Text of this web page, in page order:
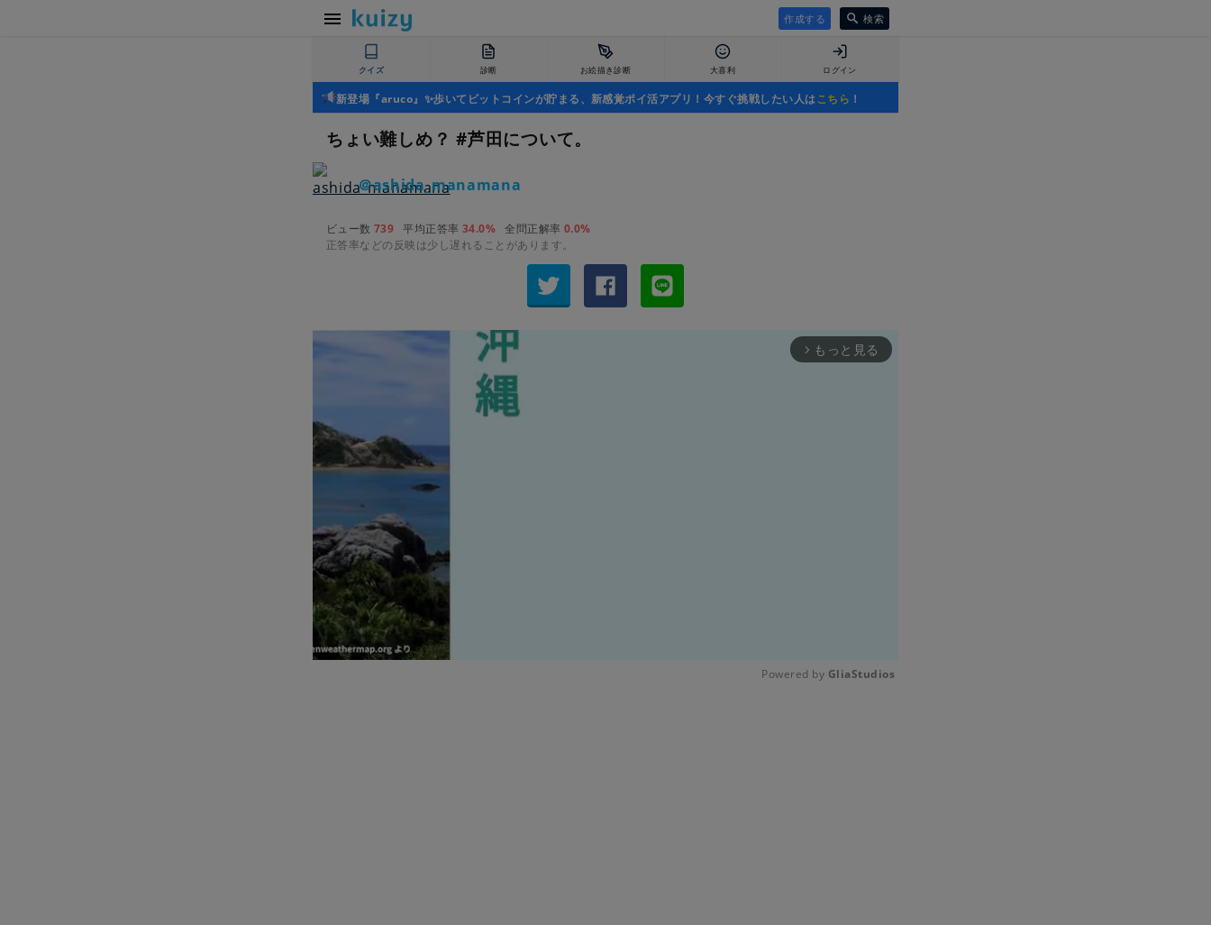
作成する 検索
クイズ 診断 お絵描き診断 大喜利 ログイン
新登場『aruco』✨歩いてビットコインが貯まる、新感覚ポイ活アプリ！今すぐ挑戦したい人はこちら ！
ちょい難しめ？ #芦田について。
＠ashida_manamana
ビュー数 739 平均正答率 34.0% 全問正解率 0.0%
正答率などの反映は少し遅れることがあります。
arrow_forward_ios もっと見る
Powered by GliaStudios